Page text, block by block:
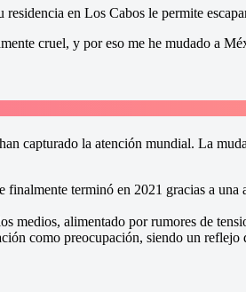
en Los Cabos le permite
cruel, y por eso me he mudado a
capturado la atención mundial. La
terminó en 2021 gracias a
medios, alimentado por rumores de
como preocupación, siendo un